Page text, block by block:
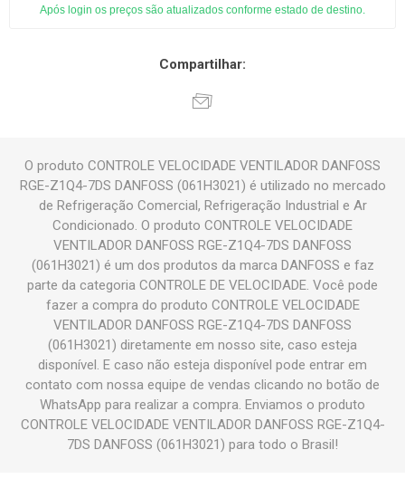
Após login os preços são atualizados conforme estado de destino.
Compartilhar:
O produto CONTROLE VELOCIDADE VENTILADOR DANFOSS
RGE-Z1Q4-7DS DANFOSS (061H3021) é utilizado no mercado
de Refrigeração Comercial, Refrigeração Industrial e Ar
Condicionado. O produto CONTROLE VELOCIDADE
VENTILADOR DANFOSS RGE-Z1Q4-7DS DANFOSS
(061H3021) é um dos produtos da marca DANFOSS e faz
parte da categoria CONTROLE DE VELOCIDADE. Você pode
fazer a compra do produto CONTROLE VELOCIDADE
VENTILADOR DANFOSS RGE-Z1Q4-7DS DANFOSS
(061H3021) diretamente em nosso site, caso esteja
disponível. E caso não esteja disponível pode entrar em
contato com nossa equipe de vendas clicando no botão de
WhatsApp para realizar a compra. Enviamos o produto
CONTROLE VELOCIDADE VENTILADOR DANFOSS RGE-Z1Q4-
7DS DANFOSS (061H3021) para todo o Brasil!